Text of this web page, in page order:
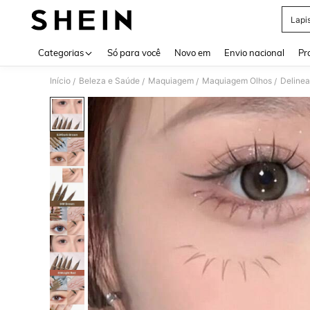
Categorias Só para você Novo em Envio nacional
Início / Beleza e Saúde / Maquiagem / Maquiagem Olhos /